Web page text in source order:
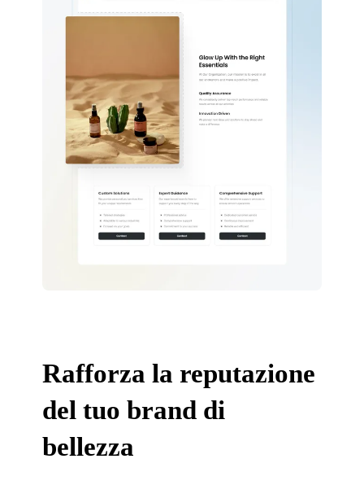
Rafforza la reputazione
del tuo brand di
bellezza